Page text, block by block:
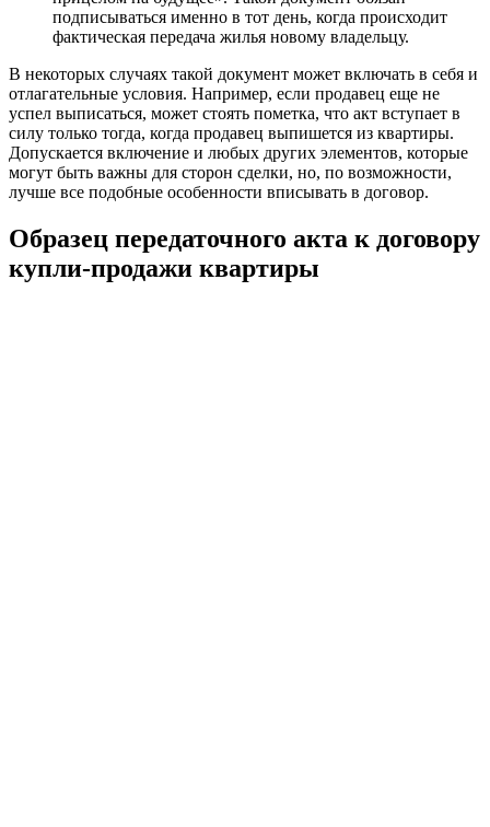
подписываться именно в тот день, когда происходит
фактическая передача жилья новому владельцу.
В некоторых случаях такой документ может включать в себя и
отлагательные условия. Например, если продавец еще не
успел выписаться, может стоять пометка, что акт вступает в
силу только тогда, когда продавец выпишется из квартиры.
Допускается включение и любых других элементов, которые
могут быть важны для сторон сделки, но, по возможности,
лучше все подобные особенности вписывать в договор.
Образец передаточного акта к договору
купли-продажи квартиры